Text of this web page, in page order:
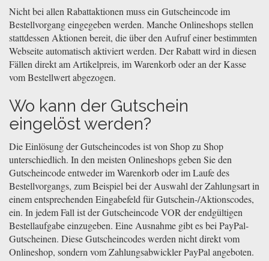
Nicht bei allen Rabattaktionen muss ein Gutscheincode im
Bestellvorgang eingegeben werden. Manche Onlineshops stellen
stattdessen Aktionen bereit, die über den Aufruf einer bestimmten
Webseite automatisch aktiviert werden. Der Rabatt wird in diesen
Fällen direkt am Artikelpreis, im Warenkorb oder an der Kasse
vom Bestellwert abgezogen.
Wo kann der Gutschein
eingelöst werden?
Die Einlösung der Gutscheincodes ist von Shop zu Shop
unterschiedlich. In den meisten Onlineshops geben Sie den
Gutscheincode entweder im Warenkorb oder im Laufe des
Bestellvorgangs, zum Beispiel bei der Auswahl der Zahlungsart in
einem entsprechenden Eingabefeld für Gutschein-/Aktionscodes,
ein. In jedem Fall ist der Gutscheincode VOR der endgültigen
Bestellaufgabe einzugeben. Eine Ausnahme gibt es bei PayPal-
Gutscheinen. Diese Gutscheincodes werden nicht direkt vom
Onlineshop, sondern vom Zahlungsabwickler PayPal angeboten.